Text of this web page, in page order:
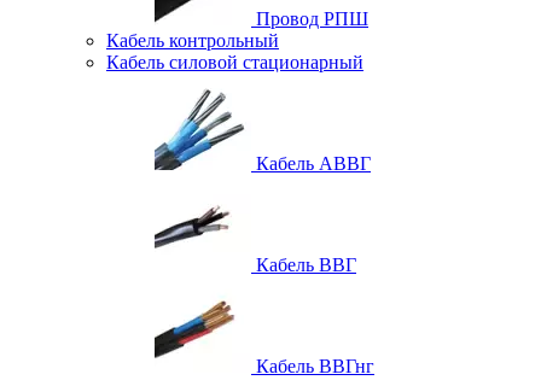
Провод РПШ
Кабель контрольный
Кабель силовой стационарный
Кабель АВВГ
Кабель ВВГ
Кабель ВВГнг